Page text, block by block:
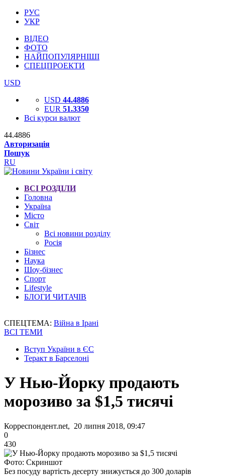
РУС
УКР
ВІДЕО
ФОТО
НАЙПОПУЛЯРНІШІ
СПЕЦПРОЕКТИ
USD
USD 44.4886
EUR 51.3350
Всі курси валют
44.4886
Авторизація
Пошук
RU
ВСІ РОЗДІЛИ
Головна
Україна
Місто
Світ
Всі новини розділу
Росія
Бізнес
Наука
Шоу-бізнес
Спорт
Lifestyle
БЛОГИ ЧИТАЧІВ
СПЕЦТЕМА: Війна в Ірані
ВСІ ТЕМИ
Вступ України в ЄС
Теракт в Барселоні
У Нью-Йорку продають
морозиво за $1,5 тисячі
Корреспондент.net, 20 липня 2018, 09:47
0
430
Фото: Скриншот
Без посуду вартість десерту знижується до 300 доларів